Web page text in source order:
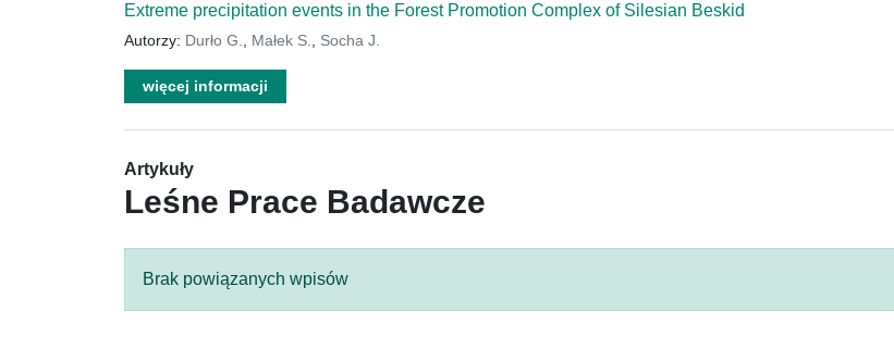
Extreme precipitation events in the Forest Promotion Complex of Silesian Beskid
Autorzy: Durło G. Małek S. Socha J.
więcej informacji
Artykuły
Leśne Prace Badawcze
Brak powiązanych wpisów